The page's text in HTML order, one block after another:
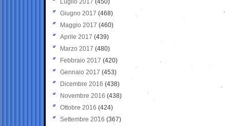
Luglio 2017 (450)
Giugno 2017 (468)
Maggio 2017 (460)
Aprile 2017 (439)
Marzo 2017 (480)
Febbraio 2017 (420)
Gennaio 2017 (453)
Dicembre 2016 (438)
Novembre 2016 (438)
Ottobre 2016 (424)
Settembre 2016 (367)